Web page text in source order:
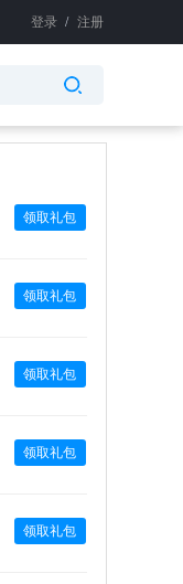
登录 / 注册
领取礼包
领取礼包
领取礼包
领取礼包
领取礼包